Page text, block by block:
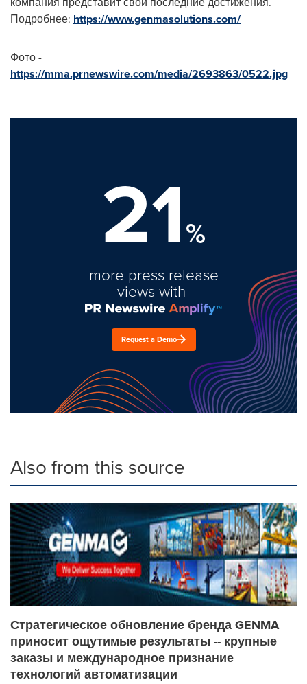
Подробнее: https://www.genmasolutions.com/
Фото -
https://mma.prnewswire.com/media/2693863/0522.jpg
21%
more press release
views with
Request a Demo
Also from this source
Стратегическое обновление бренда GENMA
приносит ощутимые результаты -- крупные
заказы и международное признание
технологий автоматизации